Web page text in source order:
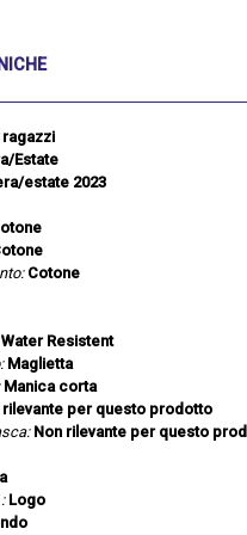
ragazzi
Estate
estate 2023
Cotone
Resistent
Maglietta
Manica corta
rilevante per questo prodotto
Non rilevante per questo
Logo